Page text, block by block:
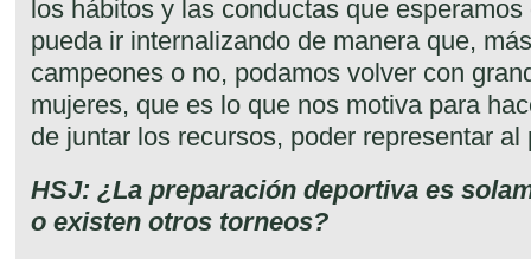
los hábitos y las conductas que
pueda ir internalizando de manera que,
campeones o no, podamos volver con
mujeres, que es lo que nos motiva para
de juntar los recursos, poder representar
HSJ: ¿La preparación deportiva es
o existen otros torneos?